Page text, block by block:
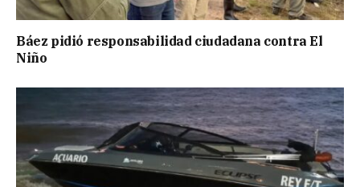
Báez pidió responsabilidad ciudadana contra El
Niño